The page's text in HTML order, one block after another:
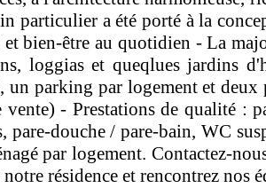
particulier a été porté à la
bien-être au quotidien - La
loggias et queqlues jardins
un parking par logement et
- Prestations de qualité :
pare-douche / pare-bain, WC
par logement. Contactez-
résidence et rencontrez nos